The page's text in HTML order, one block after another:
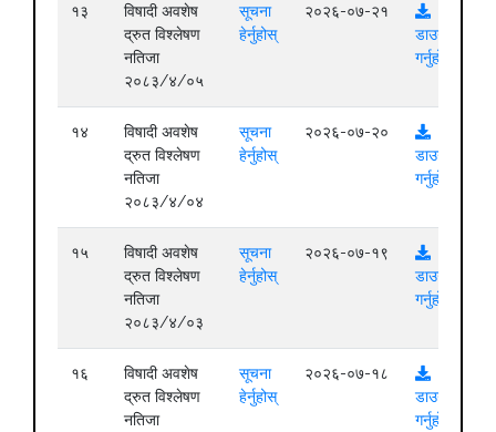
१३
विषादी अवशेष
द्रुत विश्लेषण
नतिजा
२०८३/४/०५
सूचना
हेर्नुहोस्
२०२६-०७-२१
डाउनलोड
गर्नुहोस्
१४
विषादी अवशेष
द्रुत विश्लेषण
नतिजा
२०८३/४/०४
सूचना
हेर्नुहोस्
२०२६-०७-२०
डाउनलोड
गर्नुहोस्
१५
विषादी अवशेष
द्रुत विश्लेषण
नतिजा
२०८३/४/०३
सूचना
हेर्नुहोस्
२०२६-०७-१९
डाउनलोड
गर्नुहोस्
१६
विषादी अवशेष
द्रुत विश्लेषण
नतिजा
सूचना
हेर्नुहोस्
२०२६-०७-१८
डाउनलोड
गर्नुहोस्